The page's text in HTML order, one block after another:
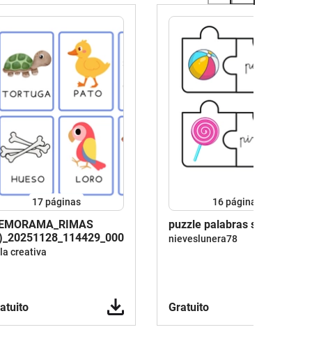
17páginas
creativa
16páginas
puzzle palabras simples
nieveslunera78
Gratuito